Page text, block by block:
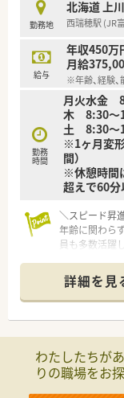
勤務地
北海道 上
西瑞穂駅 (JR
給与
年収450万
月給
※年齢、経験
勤務
時間
月火水金
木 8:30～
土 8:30～
※1ヶ月変
間）
※休憩時間
超えで60
＼スピード昇
年齢に関わら
員も多数活躍
＊
【店舗情報と
■「西瑞穂駅
勤が便利です。
■薬剤師は正
様とじっくり
■旭川市東光
詳細を見
わたしたちが
りの職場をお